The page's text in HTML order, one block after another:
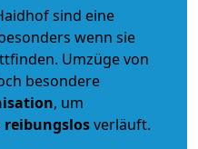
sind eine
wenn sie
Umzüge von
besondere
, um
reibungslosverläuft.